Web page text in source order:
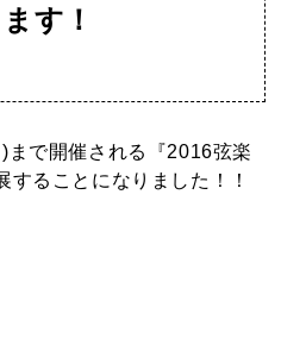
す！
で開催される『2016弦楽
ることになりました！！